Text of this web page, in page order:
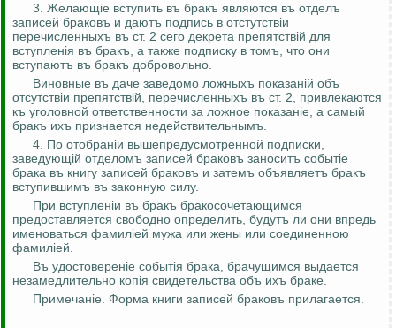
3. Желающiе вступить въ бракъ являются въ отделъ
записей браковъ и даютъ подпись в отстутствiи
перечисленныхъ въ ст. 2 сего декрета препятствiй для
вступленiя въ бракъ, а также подписку в томъ, что они
вступаютъ въ бракъ добровольно.
Виновные въ даче заведомо ложныхъ показанiй объ
отсутствiи препятствiй, перечисленныхъ въ ст. 2, привлекаются
къ уголовной ответственности за ложное показанiе, а самый
бракъ ихъ признается недействительнымъ.
4. По отобранiи вышепредусмотренной подписки,
заведующiй отделомъ записей браковъ заноситъ событiе
брака въ книгу записей браковъ и затемъ объявляетъ бракъ
вступившимъ въ законную силу.
При вступленiи въ бракъ бракосочетающимся
предоставляется свободно определить, будутъ ли они впредь
именоваться фамилiей мужа или жены или соединенною
фамилiей.
Въ удостоверенiе событiя брака, брачущимся выдается
незамедлительно копiя свидетельства объ ихъ браке.
Примечанiе. Форма книги записей браковъ прилагается.